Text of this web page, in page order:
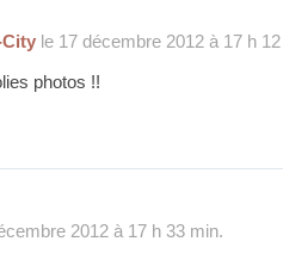
le 17 décembre 2012 à 17 h
photos !!
2012 à 17 h 33 min.